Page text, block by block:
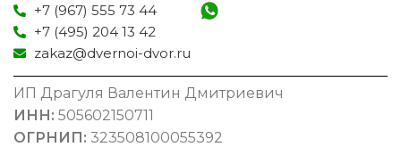
+7 (967) 555 73 44
+7 (495) 204 13 42
zakaz@dvernoi-dvor.ru
ИП Драгуля Валентин Дмитриевич
ИНН: 505602150711
ОГРНИП: 323508100055392